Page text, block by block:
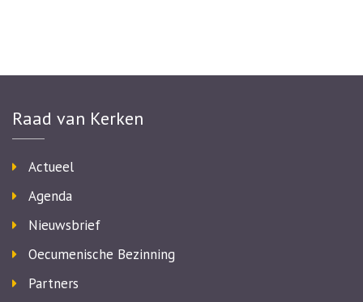
Raad van Kerken
Actueel
Agenda
Nieuwsbrief
Oecumenische Bezinning
Partners